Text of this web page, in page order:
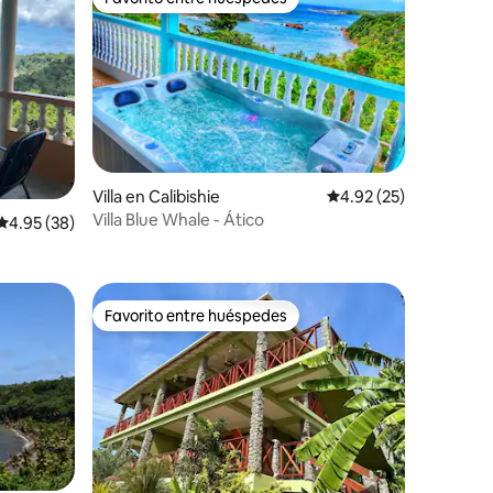
promedio: 4.95 de 5, 38 reseñas
4.95 (38)
Favorito entre huéspedes
Villa en Calibishie Calificación
4.92 (25)
Villa Blue Whale - Ático
Favorito entre huéspedes
Favorito entre huéspedes